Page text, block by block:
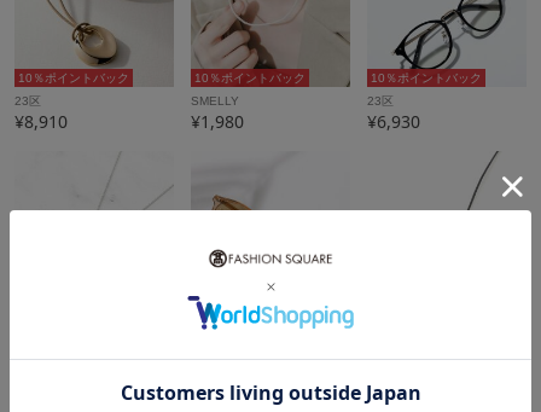
10％ポイントバック
23区
¥8,910
10％ポイントバック
SMELLY
¥1,980
10％ポイントバック
23区
¥6,930
UNTITLED
10％ポイントバック
23区
23区